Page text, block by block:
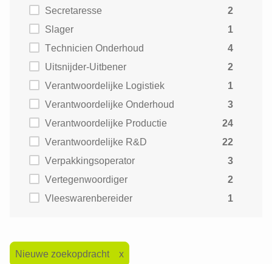
Secretaresse
2
Slager
1
Technicien Onderhoud
4
Uitsnijder-Uitbener
2
Verantwoordelijke Logistiek
1
Verantwoordelijke Onderhoud
3
Verantwoordelijke Productie
24
Verantwoordelijke R&D
22
Verpakkingsoperator
3
Vertegenwoordiger
2
Vleeswarenbereider
1
Nieuwe zoekopdracht